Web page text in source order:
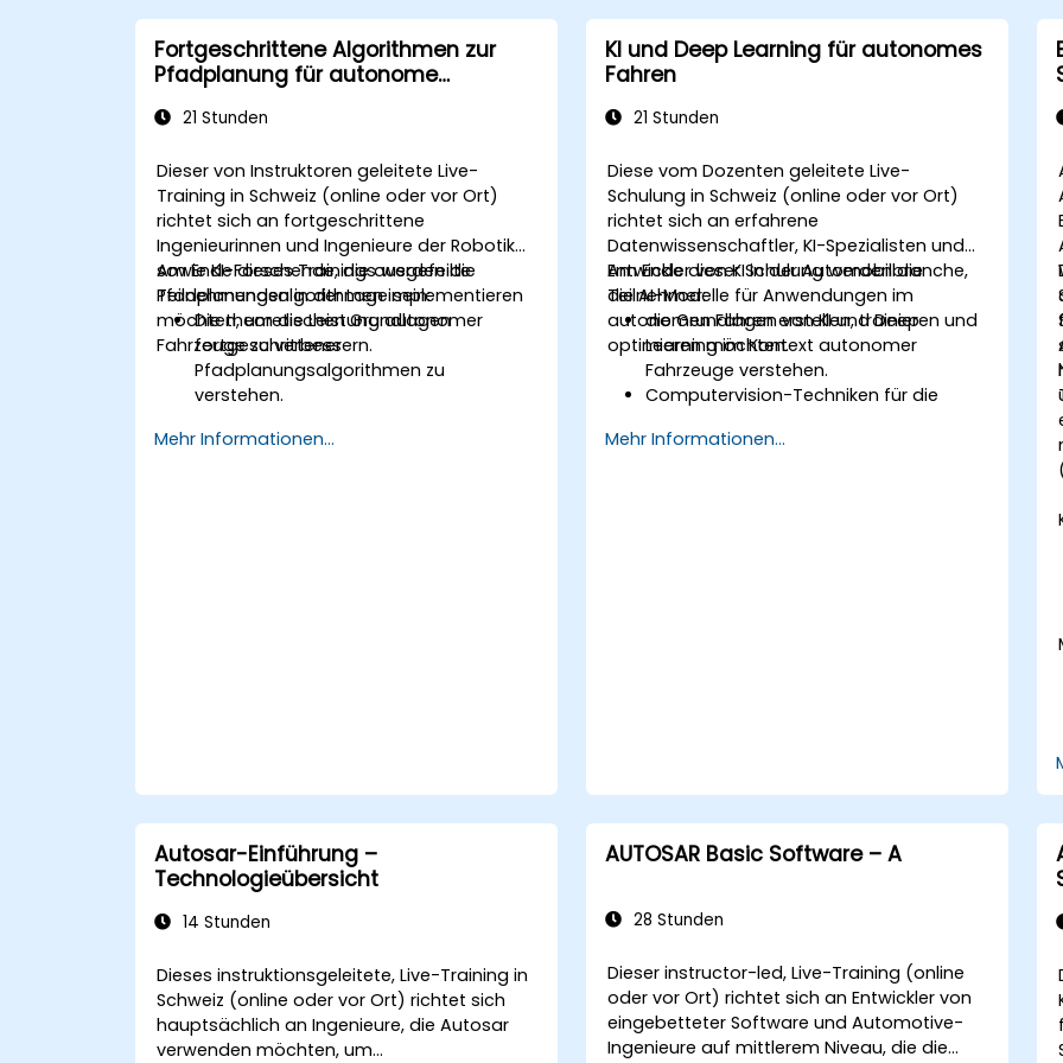
Fortgeschrittene Algorithmen zur
Pfadplanung für autonome
21 Stunden
Dieser von Instruktoren geleitete Live-
Training in Schweiz (online oder vor Ort)
richtet sich an fortgeschrittene
Ingenieurinnen und Ingenieure der Robotik
sowie KI-Forschende, die ausgefeilte
Pfadplanungsalgorithmen implementieren
möchten, um die Leistung autonomer
Fahrzeuge zu verbessern.
Am Ende dieses Trainings werden die
Teilnehmenden in der Lage sein:
Die theoretischen Grundlagen
fortgeschrittener
Pfadplanungsalgorithmen zu
verstehen.
Echtzeitnavigation zu implementieren.
Mehr Informationen...
KI und Deep Learning für autonomes
Fahren
21 Stunden
Diese vom Dozenten geleitete Live-
Schulung in Schweiz (online oder vor Ort)
richtet sich an erfahrene
Datenwissenschaftler, KI-Spezialisten und
Entwickler von KI in der Automobilbranche,
die AI-Modelle für Anwendungen im
autonomen Fahren erstellen, trainieren und
optimieren möchten.
Am Ende dieser Schulung werden die
Teilnehmer:
die Grundlagen von KI und Deep
Learning im Kontext autonomer
Fahrzeuge verstehen.
Computervision-Techniken für die
Fahrbahnerkennung implementieren.
Mehr Informationen...
Autosar-Einführung –
Technologieübersicht
14 Stunden
Dieses instruktionsgeleitete, Live-Training in
Schweiz (online oder vor Ort) richtet sich
hauptsächlich an Ingenieure, die Autosar
verwenden möchten, um
AUTOSAR Basic Software – A
28 Stunden
Dieser instructor-led, Live-Training (online
oder vor Ort) richtet sich an Entwickler von
eingebetteter Software und Automotive-
Ingenieure auf mittlerem Niveau, die die